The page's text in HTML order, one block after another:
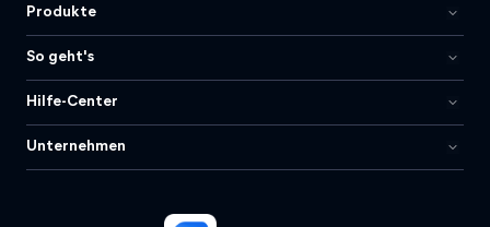
Produkte
So geht's
Hilfe-Center
Unternehmen